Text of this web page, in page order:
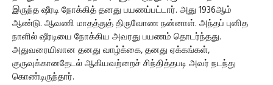
இருந்த ஷீரடி நோக்கித் தனது பயணப்பட்டார். அது 1936ஆம்
ஆண்டு. ஆவணி மாதத்துத் திருவோண நன்னாள். அந்தப் புனித
நாளில் ஷீரடியை நோக்கிய அவரது பயணம் தொடர்ந்தது.
அதுவரையிலான தனது வாழ்க்கை, தனது ஏக்கங்கள்,
குருவுக்கானதேடல் ஆகியவற்றைச் சிந்தித்தபடி அவர் நடந்து
கொண்டிருந்தார்.